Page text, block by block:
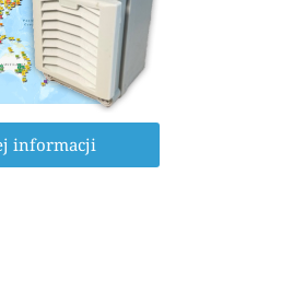
informacji